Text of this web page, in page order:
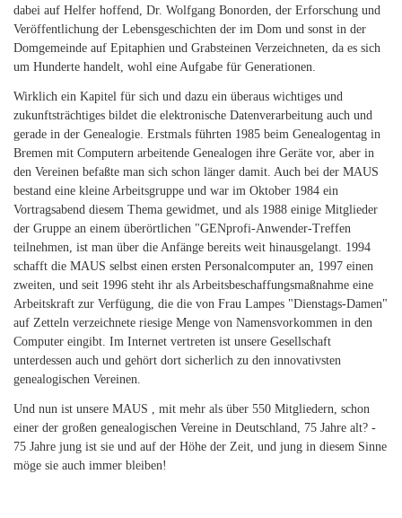
dabei auf Helfer hoffend, Dr. Wolfgang Bonorden, der Erforschung und
Veröffentlichung der Lebensgeschichten der im Dom und sonst in der
Domgemeinde auf Epitaphien und Grabsteinen Verzeichneten, da es sich
um Hunderte handelt, wohl eine Aufgabe für Generationen.
Wirklich ein Kapitel für sich und dazu ein überaus wichtiges und
zukunftsträchtiges bildet die elektronische Datenverarbeitung auch und
gerade in der Genealogie. Erstmals führten 1985 beim Genealogentag in
Bremen mit Computern arbeitende Genealogen ihre Geräte vor, aber in
den Vereinen befaßte man sich schon länger damit. Auch bei der MAUS
bestand eine kleine Arbeitsgruppe und war im Oktober 1984 ein
Vortragsabend diesem Thema gewidmet, und als 1988 einige Mitglieder
der Gruppe an einem überörtlichen "GENprofi-Anwender-Treffen
teilnehmen, ist man über die Anfänge bereits weit hinausgelangt. 1994
schafft die MAUS selbst einen ersten Personalcomputer an, 1997 einen
zweiten, und seit 1996 steht ihr als Arbeitsbeschaffungsmaßnahme eine
Arbeitskraft zur Verfügung, die die von Frau Lampes "Dienstags-Damen"
auf Zetteln verzeichnete riesige Menge von Namensvorkommen in den
Computer eingibt. Im Internet vertreten ist unsere Gesellschaft
unterdessen auch und gehört dort sicherlich zu den innovativsten
genealogischen Vereinen.
Und nun ist unsere MAUS , mit mehr als über 550 Mitgliedern, schon
einer der großen genealogischen Vereine in Deutschland, 75 Jahre alt? -
75 Jahre jung ist sie und auf der Höhe der Zeit, und jung in diesem Sinne
möge sie auch immer bleiben!